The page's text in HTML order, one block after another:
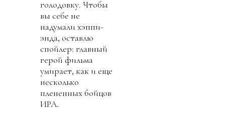
голодовку. Чтобы
вы себе не
надумали хэппи-
энда, оставлю
спойлер: главный
герой фильма
умирает, как и еще
несколько
плененных бойцов
ИРА.